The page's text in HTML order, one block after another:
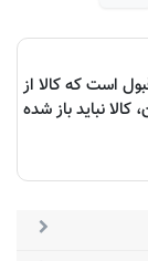
است که کالا از
نباید باز شده